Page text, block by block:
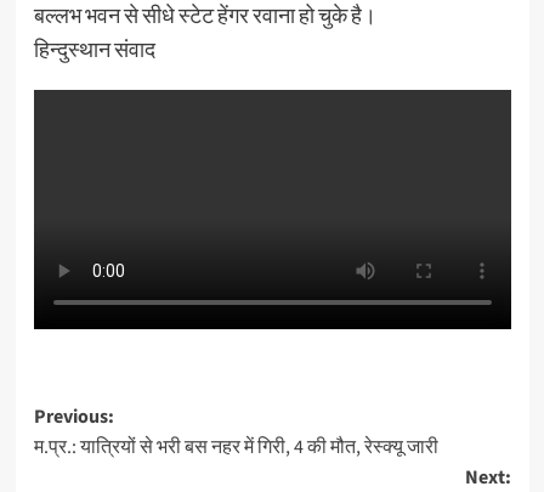
बल्लभ भवन से सीधे स्टेट हेंगर रवाना हो चुके है।
हिन्दुस्थान संवाद
Post
navigation
Previous:
म.प्र.: यात्रियों से भरी बस नहर में गिरी, 4 की मौत, रेस्क्यू जारी
Next: